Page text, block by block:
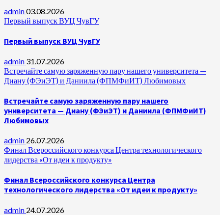
admin03.08.2026
Первый выпуск ВУЦ ЧувГУ
Первый выпуск ВУЦ ЧувГУ
admin 31.07.2026
Встречайте самую заряженную пару нашего университета —
Диану (ФЭиЭТ) и Даниила (ФПМФиИТ) Любимовых
Встречайте самую заряженную пару нашего
университета — Диану (ФЭиЭТ) и Даниила (ФПМФиИТ)
Любимовых
admin 26.07.2026
Финал Всероссийского конкурса Центра технологического
лидерства «От идеи к продукту»
Финал Всероссийского конкурса Центра
технологического лидерства «От идеи к продукту»
admin 24.07.2026